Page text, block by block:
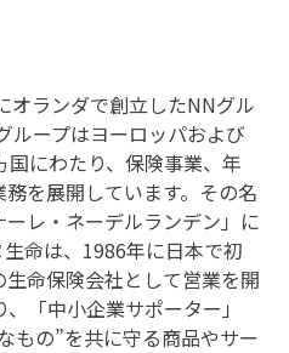
オランダで創立したNNグル
ループはヨーロッパおよび
にわたり、保険事業、年
を展開しています。その名
レ・ネーデルランデン」に
命は、1986年に日本で初
命保険会社として営業を開
「中小企業サポーター」
もの”を共に守る商品やサー